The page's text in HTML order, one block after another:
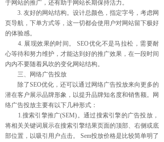
于网站的推广，还有助于网站长期保持活力。
3. 友好的网站结构。设计总颜色，指定字号，考虑网
页导航，下单方式等，这一切都会使用户对网站留下极好
的体验感。
4. 展现效果的时间。 SEO优化不是马拉松，需要耐
心等待和努力维护，才能达到好的推广效果，在一段时间
内内不要随着风吹的变化网站结构。
三、网络广告投放
除了SEO优化，还可以通过网络广告投放来向更多的
潜在客户展示品牌形象，以提升品牌知名度和销售额。网
络广告投放主要有以下几种形式：
1.搜索引擎推广(SEM)。通过搜索引擎的广告投放，
将相关关键词展示在搜索引擎结果页面的顶部、右侧或底
部位置，以吸引用户点击。 Sem投放价格是比较简单明了